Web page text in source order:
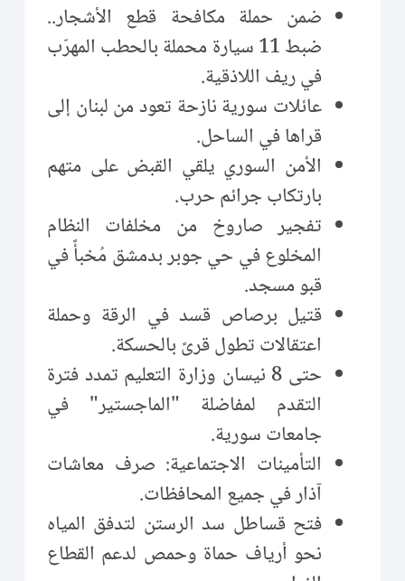
ضمن حملة مكافحة قطع الأشجار..
ضبط 11 سيارة محملة بالحطب المهرّب
في ريف اللاذقية.
عائلات سورية نازحة تعود من لبنان إلى
قراها في الساحل.
الأمن السوري يلقي القبض على متهم
بارتكاب جرائم حرب.
تفجير صاروخ من مخلفات النظام
المخلوع في حي جوبر بدمشق مُخبأً في
قبو مسجد.
قتيل برصاص قسد في الرقة وحملة
اعتقالات تطول قرىً بالحسكة.
حتى 8 نيسان وزارة التعليم تمدد فترة
التقدم لمفاضلة "الماجستير" في
جامعات سورية.
التأمينات الاجتماعية: صرف معاشات
آذار في جميع المحافظات.
فتح قساطل سد الرستن لتدفق المياه
نحو أرياف حماة وحمص لدعم القطاع